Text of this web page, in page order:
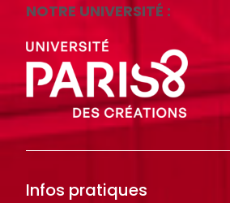
NOTRE UNIVERSITÉ :
Infos pratiques